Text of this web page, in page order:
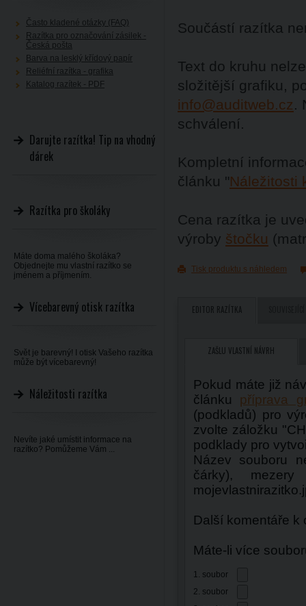
Součástí razítka
Text do kruhu
složitější grafiku,
info@auditweb.cz.
schválení.
Kompletní
článku "Náležitosti
Cena razítka je
výroby štočku
Tisk produktu s náhledem
EDITOR RAZÍTKA
ZAŠLU VLASTNÍ NÁVRH
Pokud máte již
článku příprava
(podkladů) pro
zvolte záložku
podklady pro
Název souboru
čárky),
Další komentáře k
Máte-li více
1. soubor
2. soubor
Často kladené otázky (FAQ)
Razítka pro označování zásilek -
Česká pošta
Barva na lesklý křídový papír
Reliéfní razítka - grafika
Katalog razítek - PDF
Darujte razítka! Tip na vhodný
dárek
Razítka pro školáky
Máte doma malého školáka?
Objednejte mu vlastní razítko se
jménem a příjmením.
Vícebarevný otisk razítka
Svět je barevný! I otisk Vašeho razítka
může být vícebarevný!
Náležitosti razítka
Nevíte jaké umístit informace na
razítko? Pomůžeme Vám ...